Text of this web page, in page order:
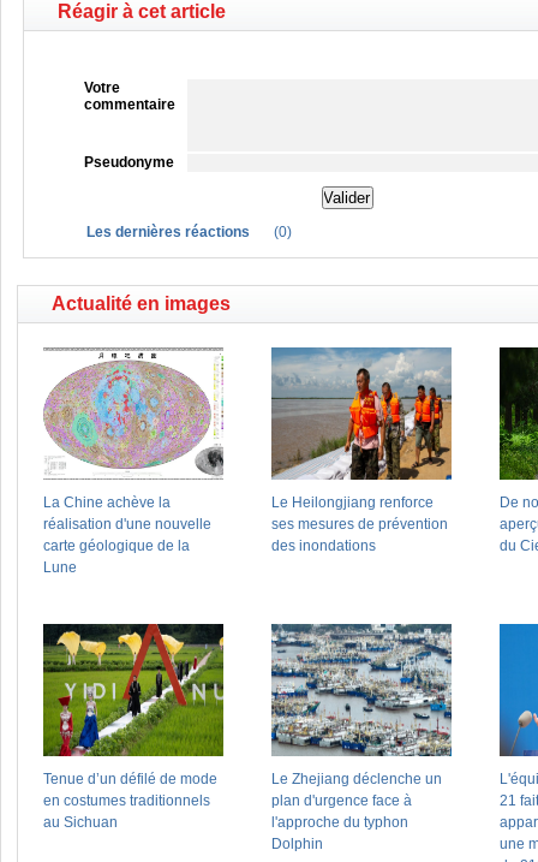
Réagir à cet article
Votre
commentaire
Pseudonyme
Les dernières réactions (0)